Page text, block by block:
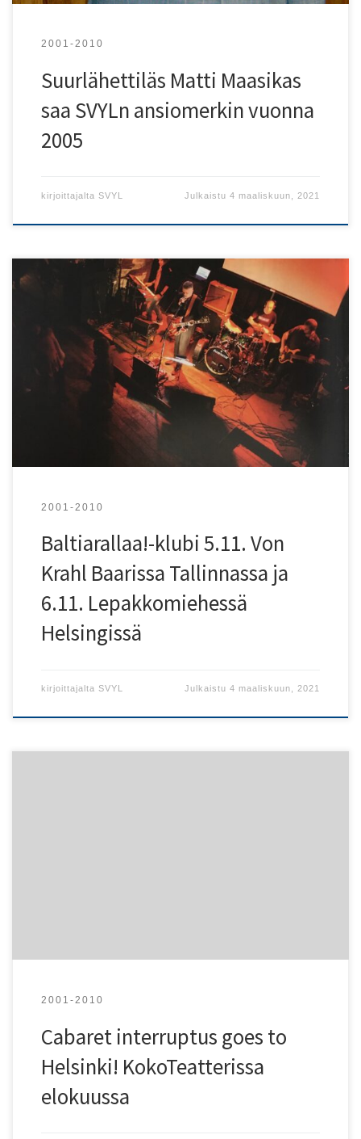
2001-2010
Suurlähettiläs Matti Maasikas
saa SVYLn ansiomerkin vuonna
2005
kirjoittajalta SVYL Julkaistu4 maaliskuun, 2021
Esiintymässä Virosta Sõpruse Puiestee, Popidiot ja
Suomesta Viola. Tapahtuman järjestää ViroRock-yhdistys
Suomen Viro-instituutin, Suomen Viron-suurlähetystön,
SVYL:n ja Viron Suomen suurlähetystön tuella. Sõpruse
Puiestee esiintyy Baltiarallaa-klubilla syksyllä 2010. Kuva:
2001-2010
Baltiarallaa!-klubi 5.11. Von
Krahl Baarissa Tallinnassa ja
6.11. Lepakkomiehessä
Helsingissä
kirjoittajalta SVYL Julkaistu4 maaliskuun, 2021
2001-2010
Cabaret interruptus goes to
Helsinki! KokoTeatterissa
elokuussa